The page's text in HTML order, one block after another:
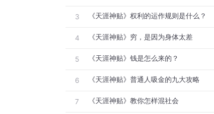
3 《天涯神贴》权利的运作规则是什么？
4 《天涯神贴》穷，是因为身体太差
5 《天涯神贴》钱是怎么来的？
6 《天涯神贴》普通人吸金的九大攻略
7 《天涯神贴》教你怎样混社会